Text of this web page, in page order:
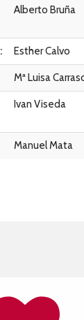
Alberto Bruña
Esther Calvo
Mª Luisa
Ivan Viseda
Manuel Mata